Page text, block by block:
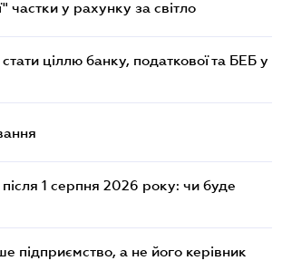
у рахунку за світло
ціллю банку, податкової та БЕБ у
1 серпня 2026 року: чи буде
підприємство, а не його керівник